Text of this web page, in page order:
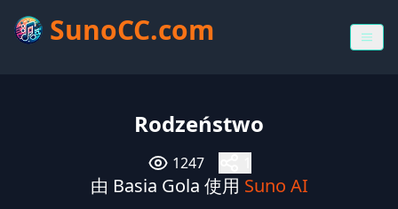
SunoCC.com
Rodzeństwo
1247
由 Basia Gola 使用 Suno AI